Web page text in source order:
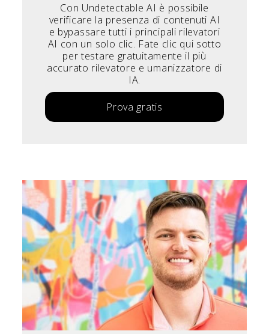
Con Undetectable AI è possibile
verificare la presenza di contenuti AI
e bypassare tutti i principali rilevatori
AI con un solo clic. Fate clic qui sotto
per testare gratuitamente il più
accurato rilevatore e umanizzatore di
IA.
Prova gratis